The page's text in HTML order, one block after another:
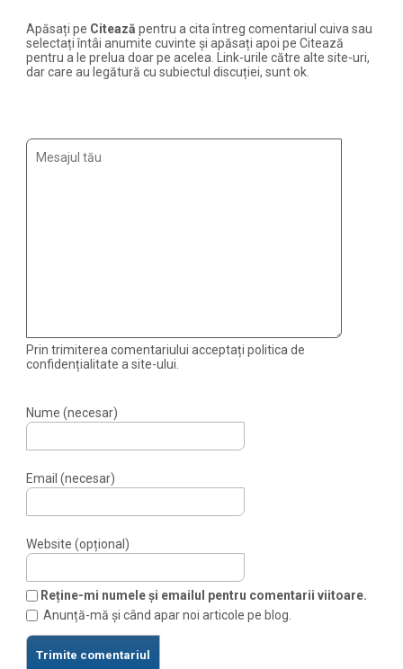
Apăsați pe Citează pentru a cita întreg comentariul cuiva sau
selectați întâi anumite cuvinte și apăsați apoi pe Citează
pentru a le prelua doar pe acelea. Link-urile către alte site-uri,
dar care au legătură cu subiectul discuției, sunt ok.
Prin trimiterea comentariului acceptați politica de
confidențialitate a site-ului.
Nume (necesar)
Email (necesar)
Website (opțional)
Reține-mi numele și emailul pentru comentarii viitoare.
Anunță-mă și când apar noi articole pe blog.